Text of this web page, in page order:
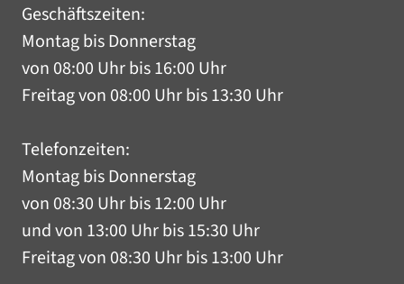
Geschäftszeiten:
Montag bis Donnerstag
von 08:00 Uhr bis 16:00 Uhr
Freitag von 08:00 Uhr bis 13:30 Uhr
Telefonzeiten:
Montag bis Donnerstag
von 08:30 Uhr bis 12:00 Uhr
und von 13:00 Uhr bis 15:30 Uhr
Freitag von 08:30 Uhr bis 13:00 Uhr